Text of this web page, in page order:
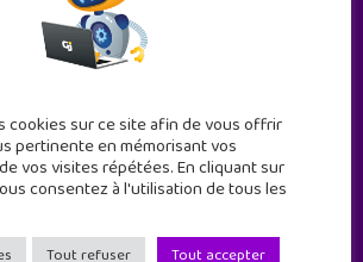
cookies sur ce site afin de vous offrir
pertinente en mémorisant vos
vos visites répétées. En cliquant sur
consentez à l'utilisation de tous les
Tout refuser Tout accepter